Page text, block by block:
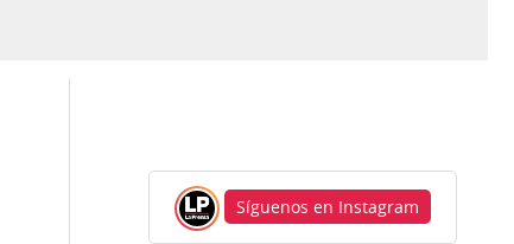
Síguenos en Instagram